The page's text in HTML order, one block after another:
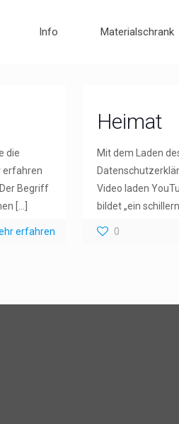
Info Materialschrank
die
erfahren
Begriff
erfahren
Heimat
Mit dem Laden
Video laden
bildet „ein
0